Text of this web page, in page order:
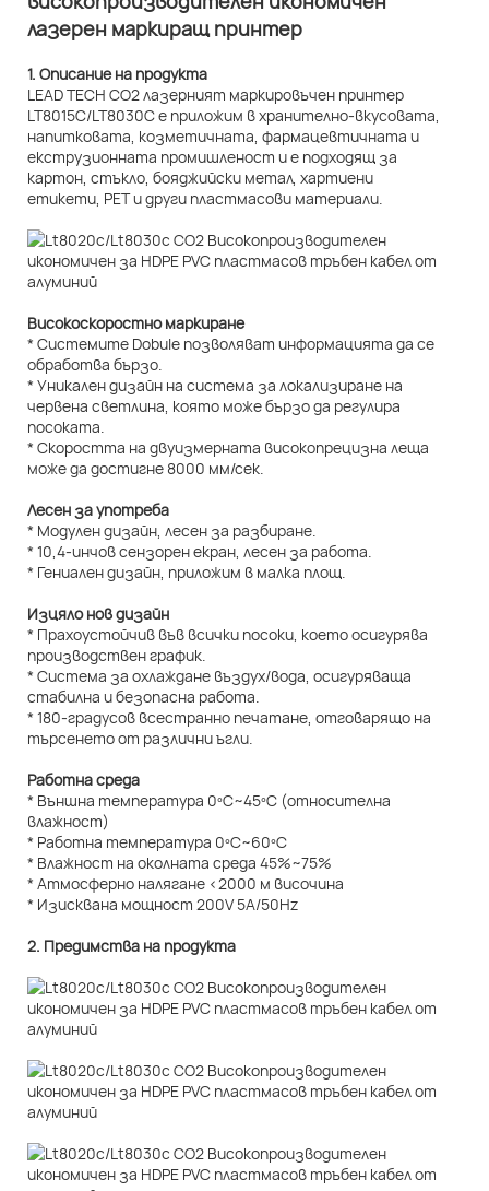
лазерен маркиращ принтер
1. Описание на продукта
LEAD TECH CO2 лазерният маркировъчен принтер
LT8015C/LT8030C е приложим в хранително-вкусовата,
напитковата, козметичната, фармацевтичната и
екструзионната промишленост и е подходящ за
картон, стъкло, бояджийски метал, хартиени
етикети, PET и други пластмасови материали.
Високоскоростно маркиране
* Системите Dobule позволяват информацията да се
обработва бързо.
* Уникален дизайн на система за локализиране на
червена светлина, която може бързо да регулира
посоката.
* Скоростта на двуизмерната високопрецизна леща
може да достигне 8000 мм/сек.
Лесен за употреба
* Модулен дизайн, лесен за разбиране.
* 10,4-инчов сензорен екран, лесен за работа.
* Гениален дизайн, приложим в малка площ.
Изцяло нов дизайн
* Прахоустойчив във всички посоки, което осигурява
производствен график.
* Система за охлаждане въздух/вода, осигуряваща
стабилна и безопасна работа.
* 180-градусов всестранно печатане, отговарящо на
търсенето от различни ъгли.
Работна среда
* Външна температура 0ºC~45ºC (относителна
влажност)
* Работна температура 0ºC~60ºC
* Влажност на околната среда 45%~75%
* Атмосферно налягане <2000 м височина
* Изисквана мощност 200V 5A/50Hz
2. Предимства на продукта